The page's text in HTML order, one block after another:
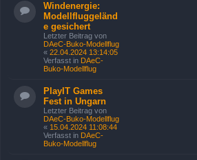
Windenergie:
Modellfluggeländ
e gesichert
Letzter Beitrag von
DAeC-Buko-Modellflug
« 22.04.2024 13:14:05
Verfasst in DAeC-
Buko-Modellflug
PlayIT Games
Fest in Ungarn
Letzter Beitrag von
DAeC-Buko-Modellflug
« 15.04.2024 11:08:44
Verfasst in DAeC-
Buko-Modellflug